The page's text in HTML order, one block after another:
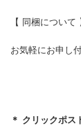
【 同梱について
お気軽にお申し
＊ クリックポス